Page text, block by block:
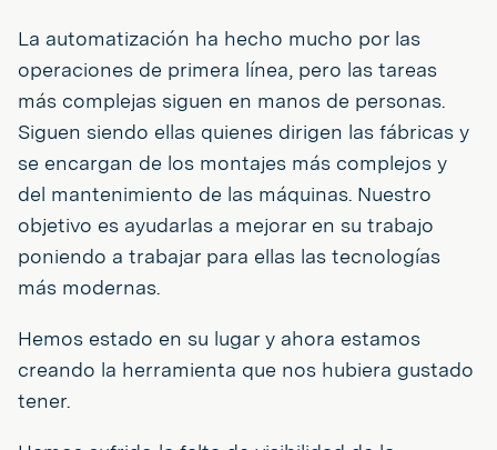
La automatización ha hecho mucho por las
operaciones de primera línea, pero las tareas
más complejas siguen en manos de personas.
Siguen siendo ellas quienes dirigen las fábricas y
se encargan de los montajes más complejos y
del mantenimiento de las máquinas. Nuestro
objetivo es ayudarlas a mejorar en su trabajo
poniendo a trabajar para ellas las tecnologías
más modernas.
Hemos estado en su lugar y ahora estamos
creando la herramienta que nos hubiera gustado
tener.